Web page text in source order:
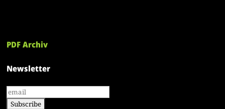
PDF Archiv
Newsletter